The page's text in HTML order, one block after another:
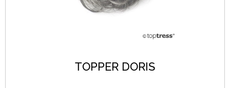
TOPPER DORIS